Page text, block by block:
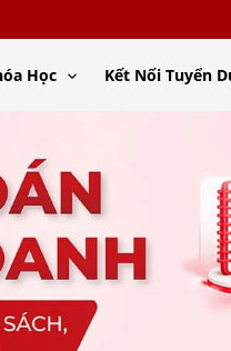
Học Kết Nối Tuyển